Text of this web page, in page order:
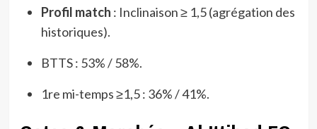
Profil match : Inclinaison ≥ 1,5 (agrégation des
historiques).
BTTS : 53% / 58%.
1re mi-temps ≥1,5 : 36% / 41%.